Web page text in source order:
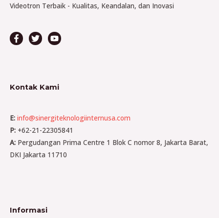
Videotron Terbaik - Kualitas, Keandalan, dan Inovasi
Kontak Kami
E: info@sinergiteknologiinternusa.com
P: +62-21-22305841
A: Pergudangan Prima Centre 1 Blok C nomor 8, Jakarta Barat,
DKI Jakarta 11710
Informasi